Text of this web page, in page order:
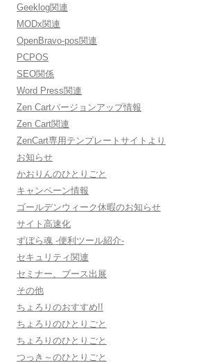
Geeklog関連
MODx関連
OpenBravo-pos関連
PCPOS
SEO関係
Word Press関連
Zen Cartバージョンアップ情報
Zen Cart関連
ZenCart専用テンプレートサイトより
お知らせ
かおりんのひとりごと
キャンペーン情報
ゴールデンウィーク休暇のお知らせ
サイト高速化
ずぼら魂 -便利ツール紹介-
セキュリティ関連
セミナー、ブース出展
その他
ちょろりのおすすめ!!
ちょろりのひとりごと
ちょろりのひとりごと
つっき～のひとりごと